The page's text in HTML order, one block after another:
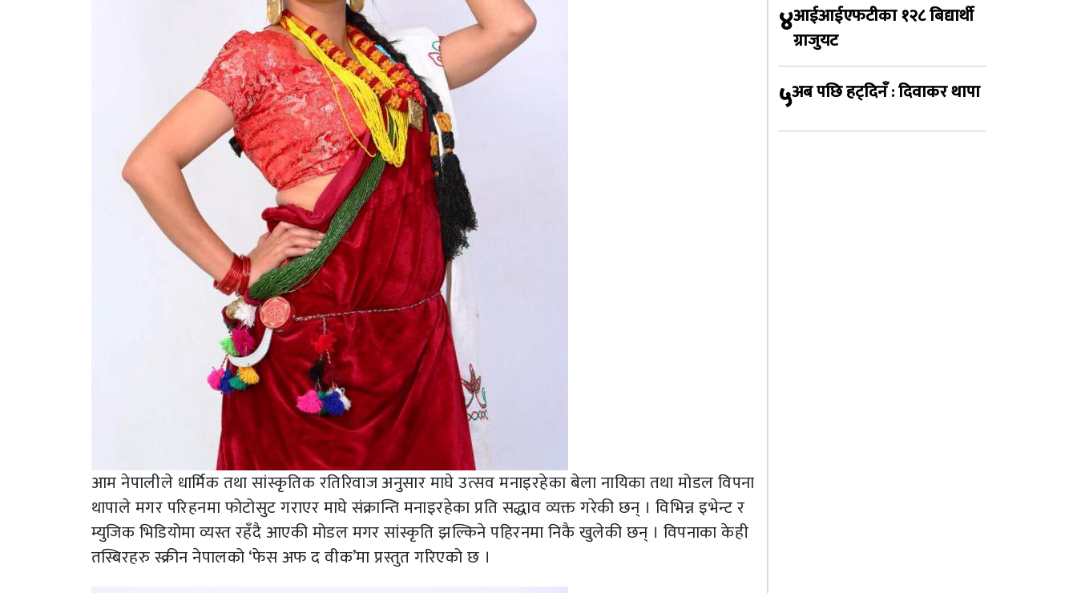
आम नेपालीले धार्मिक तथा सांस्कृतिक रतिरिवाज अनुसार माघे उत्सव मनाइरहेका बेला नायिका तथा मोडल विपना
थापाले मगर परिहनमा फोटोसुट गराएर माघे संक्रान्ति मनाइरहेका प्रति सद्धाव व्यक्त गरेकी छन् । विभिन्न इभेन्ट र
म्युजिक भिडियोमा व्यस्त रहँदै आएकी मोडल मगर सांस्कृति झल्किने पहिरनमा निकै खुलेकी छन् । विपनाका केही
तस्बिरहरु स्क्रीन नेपालको ‘फेस अफ द वीक’मा प्रस्तुत गरिएको छ ।
४आईआईएफटीका १२८ बिद्यार्थी
ग्राजुयट
५अब पछि हट्दिनँ : दिवाकर थापा